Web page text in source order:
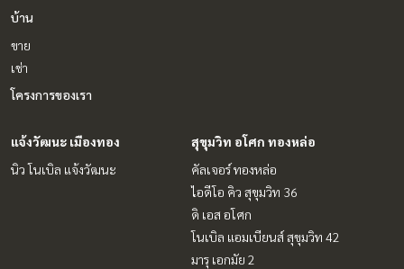
บ้าน
ขาย
เช่า
โครงการของเรา
แจ้งวัฒนะ เมืองทอง
นิว โนเบิล แจ้งวัฒนะ
สุขุมวิท อโศก ทองหล่อ
คัลเจอร์ ทองหล่อ
ไอดีโอ คิว สุขุมวิท 36
ดิ เอส อโศก
โนเบิล แอมเบียนส์ สุขุมวิท 42
มารุ เอกมัย 2